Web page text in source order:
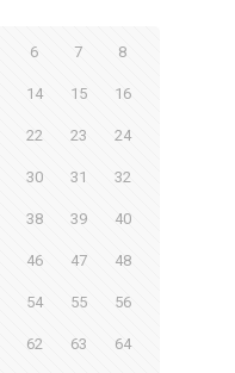
6 7 8
14 15 16
22 23 24
30 31 32
38 39 40
46 47 48
54 55 56
62 63 64